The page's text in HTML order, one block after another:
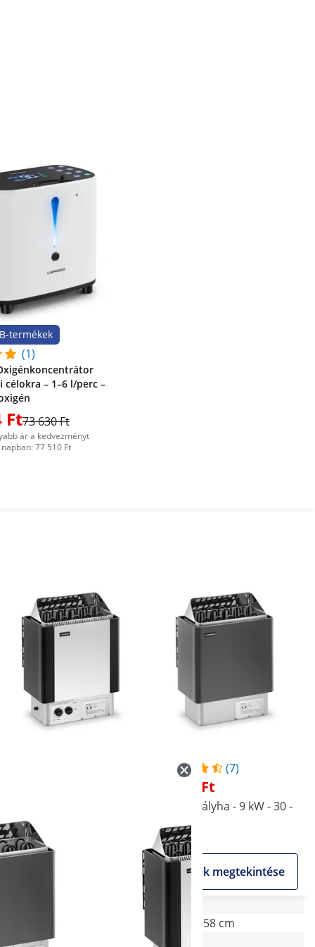
B-termékek
(1)
célokra – 1–6 l/perc –
Ft73 630 Ft
ár a kedvezményt
77 510 Ft
110 °C - vezérlőegységgel
Akciós
(7)
56 630 Ft
Szauna kályha - 9 kW - 30 -
110 °C
Akciós
Termék megtekintése
28 x 41 x 58 cm